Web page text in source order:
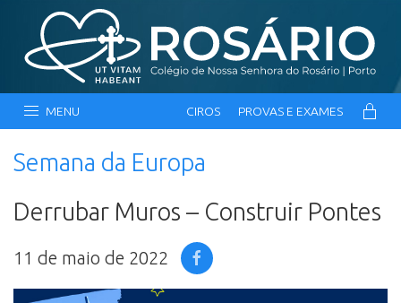
MENU CIROS PROVAS E EXAMES
Semana da Europa
Derrubar Muros – Construir Pontes
11 de maio de 2022